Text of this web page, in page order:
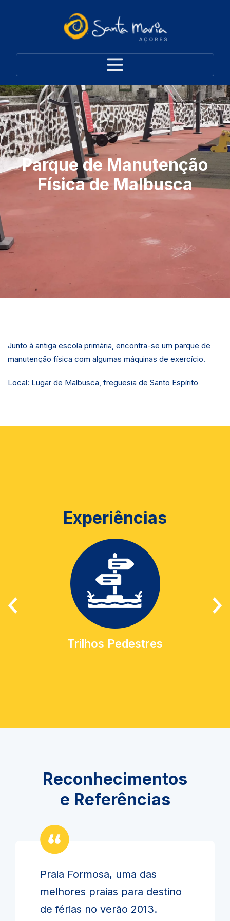
Parque de Manutenção
Física de Malbusca
Junto à antiga escola primária, encontra-se um parque de
manutenção física com algumas máquinas de exercício.
Local: Lugar de Malbusca, freguesia de Santo Espírito
Experiências
Trilhos Pedestres
Reconhecimentos
e Referências
Praia Formosa, uma das
melhores praias para destino
de férias no verão 2013.